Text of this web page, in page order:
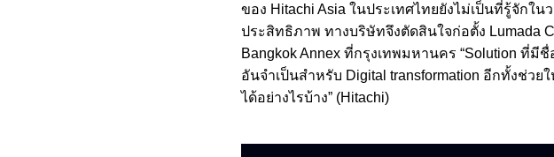
ของ Hitachi Asia ในประเทศไทยยังไม่เป็นที่รู้จักใ
ประสิทธิภาพ ทางบริษัทจึงตัดสินใจก่อตั้ง Lumada
Bangkok Annex ที่กรุงเทพมหานคร “Solution ที่มี
อันจำเป็นสำหรับ Digital transformation อีกทั้งช่ว
ได้อย่างไรบ้าง” (Hitachi)